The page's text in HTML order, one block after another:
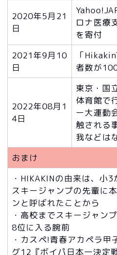
2020年5月21
日
ロナ医療
を寄付
2021年9月10
日
「
者数が
2022年08月1
4日
東京・国
体育館で
ー大運動
触される
我などは
おまけ
・HIKAKINの由来は、小
スキージャンプの先輩に
ンと呼ばれたことから
・高校までスキージャン
8位に入る腕前
・カスペ!青春アカペラ甲
グ12『ボイパ日本一決定